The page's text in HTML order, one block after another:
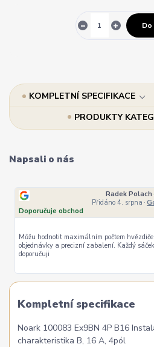
KOMPLETNÍ SPECIFIKACE
PRODUKTY
Napsali o nás
Radek Polach
Přidáno 4. srpna ·
Doporučuje obchod
Můžu hodnotit maximálním počtem
objednávky a precizní zabalení. Každý
doporučuji
Kompletní specifikace
Noark 100083 Ex9BN 4P B16
charakteristika B, 16 A, 4pól